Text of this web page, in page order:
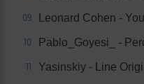
09 Leonard Cohen -
10 Pablo_Goyesi_ -
11 Yasinskiy - Line